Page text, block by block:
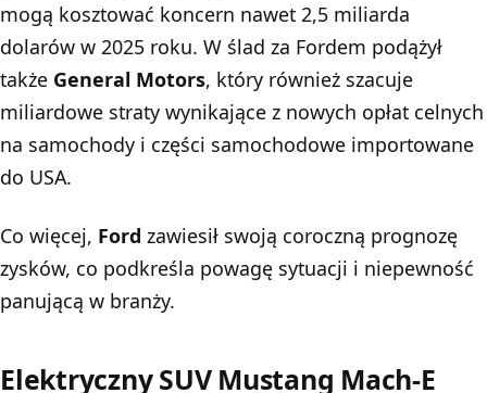
mogą kosztować koncern nawet 2,5 miliarda
dolarów w 2025 roku. W ślad za Fordem podążył
także General Motors, który również szacuje
miliardowe straty wynikające z nowych opłat celnych
na samochody i części samochodowe importowane
do USA.
Co więcej, Ford zawiesił swoją coroczną prognozę
zysków, co podkreśla powagę sytuacji i niepewność
panującą w branży.
Elektryczny SUV Mustang Mach-E